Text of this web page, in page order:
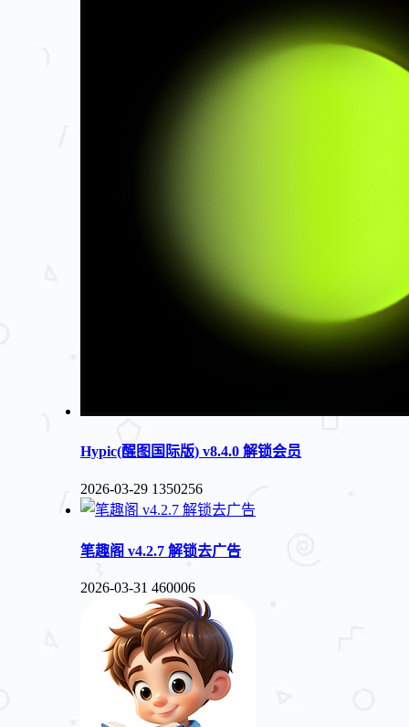
Hypic(醒图国际版) v8.4.0 解锁会员
2026-03-29 1350256
笔趣阁 v4.2.7 解锁去广告
2026-03-31 460006